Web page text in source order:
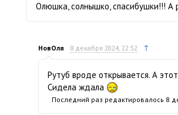
Олюшка, солнышко, спасибушки!!! А
НовОля 8 декабря 2024, 22:52 ↑
Рутуб вроде открывается. А
Сидела ждала
Последний раз редактировалось 8